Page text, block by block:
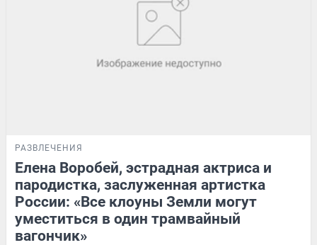
РАЗВЛЕЧЕНИЯ
Елена Воробей, эстрадная актриса и
пародистка, заслуженная артистка
России: «Все клоуны Земли могут
уместиться в один трамвайный
вагончик»